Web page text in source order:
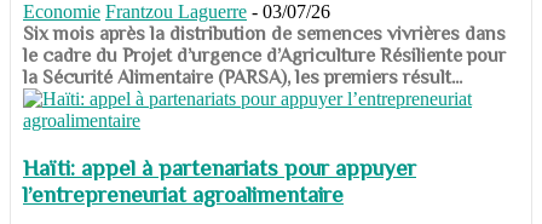
Economie Frantzou Laguerre - 03/07/26
​​​​​​​Six mois après la distribution de semences vivrières dans
le cadre du Projet d’urgence d’Agriculture Résiliente pour
la Sécurité Alimentaire (PARSA), les premiers résult...
Haïti: appel à partenariats pour appuyer
l’entrepreneuriat agroalimentaire